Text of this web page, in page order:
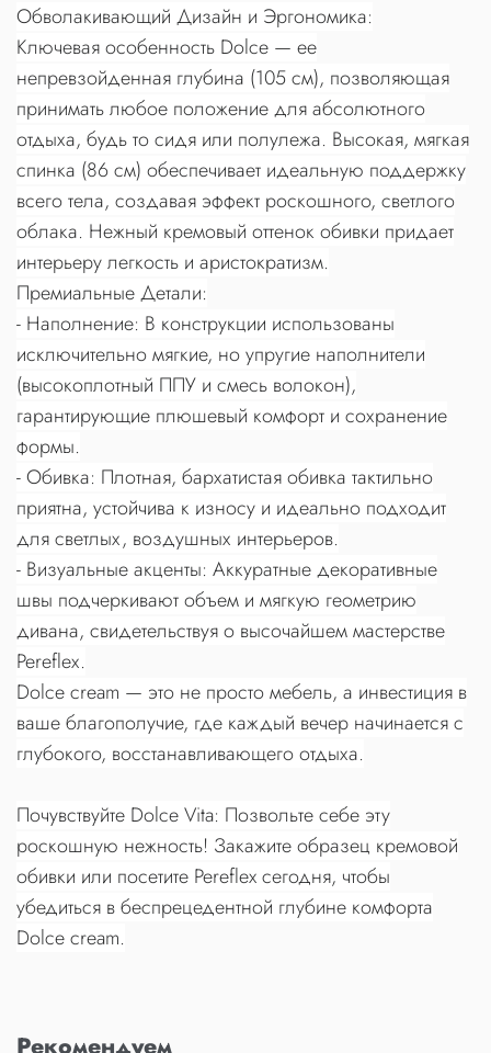
Обволакивающий Дизайн и Эргономика:
Ключевая особенность Dolce — ее
непревзойденная глубина (105 см), позволяющая
принимать любое положение для абсолютного
отдыха, будь то сидя или полулежа. Высокая, мягкая
спинка (86 см) обеспечивает идеальную поддержку
всего тела, создавая эффект роскошного, светлого
облака. Нежный кремовый оттенок обивки придает
интерьеру легкость и аристократизм.
Премиальные Детали:
- Наполнение: В конструкции использованы
исключительно мягкие, но упругие наполнители
(высокоплотный ППУ и смесь волокон),
гарантирующие плюшевый комфорт и сохранение
формы.
- Обивка: Плотная, бархатистая обивка тактильно
приятна, устойчива к износу и идеально подходит
для светлых, воздушных интерьеров.
- Визуальные акценты: Аккуратные декоративные
швы подчеркивают объем и мягкую геометрию
дивана, свидетельствуя о высочайшем мастерстве
Pereflex.
Dolce cream — это не просто мебель, а инвестиция в
ваше благополучие, где каждый вечер начинается с
глубокого, восстанавливающего отдыха.
Почувствуйте Dolce Vita: Позвольте себе эту
роскошную нежность! Закажите образец кремовой
обивки или посетите Pereflex сегодня, чтобы
убедиться в беспрецедентной глубине комфорта
Dolce cream.
Рекомендуем